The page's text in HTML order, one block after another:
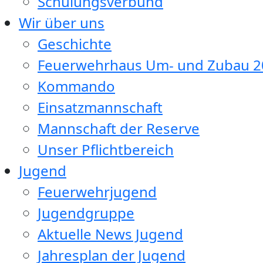
Wir über uns
Geschichte
Feuerwehrhaus Um- und Zubau
Kommando
Einsatzmannschaft
Mannschaft der Reserve
Unser Pflichtbereich
Jugend
Feuerwehrjugend
Jugendgruppe
Aktuelle News Jugend
Jahresplan der Jugend